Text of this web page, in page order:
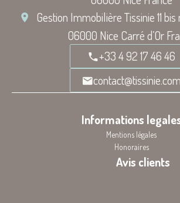
Gestion Immobilière Tissinie11
06000 Nice Carré d’Or
+33 4 92 17 46 46
contact@tissinie.com
Informations
Mentions légales
Honoraires
Avis clients